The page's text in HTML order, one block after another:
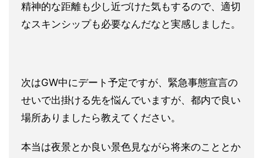
精神的な距離も少し近づけた気もするので、適切
なスキンシップも必要なんだなと実感しました。
次はGW中にデート予定ですが、緊急事態宣言の
せいで出掛ける先を悩んでいますが、都内で良い
場所ありましたら教えてください。
本当は夜景とか良い景色見ながら将来のこととか